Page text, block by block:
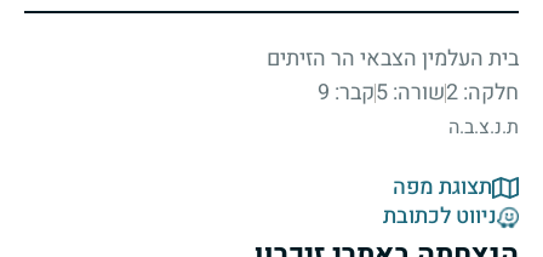
בית העלמין הצבאי הר הזיתים
חלקה: 2
שורה: 5 קבר: 9
ת.נ.צ.ב.ה
תצוגת מפה
ניווט לכתובת